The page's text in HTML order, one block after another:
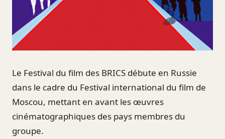
Le Festival du film des BRICS débute en Russie
dans le cadre du Festival international du film de
Moscou, mettant en avant les œuvres
cinématographiques des pays membres du
groupe.